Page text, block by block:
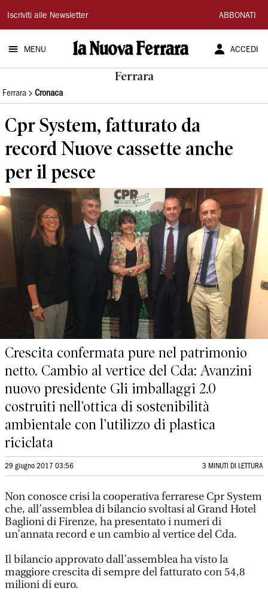
La
Nuova
Ferrara
Iscriviti alle Newsletter ABBONATI
MENU ACCEDI
Ferrara
Ferrara Cronaca
Cpr System, fatturato da
record Nuove cassette anche
per il pesce
Crescita confermata pure nel patrimonio
netto. Cambio al vertice del Cda: Avanzini
nuovo presidente Gli imballaggi 2.0
costruiti nell’ottica di sostenibilità
ambientale con l’utilizzo di plastica
riciclata
29 giugno 2017 03:56 3 MINUTI DI LETTURA
Non conosce crisi la cooperativa ferrarese Cpr System
che, all’assemblea di bilancio svoltasi al Grand Hotel
Baglioni di Firenze, ha presentato i numeri di
un’annata record e un cambio al vertice del Cda.
Il bilancio approvato dall’assemblea ha visto la
maggiore crescita di sempre del fatturato con 54,8
milioni di euro.